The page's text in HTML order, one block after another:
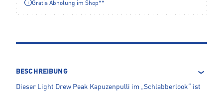
Gratis Abholung im Shop**
BESCHREIBUNG
Dieser Light Drew Peak Kapuzenpulli im „Schlabberlook“ ist